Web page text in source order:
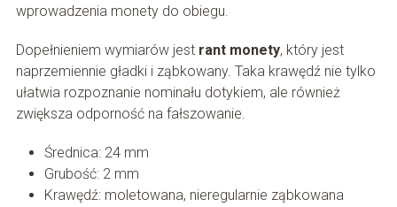
wprowadzenia monety do obiegu.
Dopełnieniem wymiarów jest rant monety, który jest
naprzemiennie gładki i ząbkowany. Taka krawędź nie tylko
ułatwia rozpoznanie nominału dotykiem, ale również
zwiększa odporność na fałszowanie.
Średnica: 24 mm
Grubość: 2 mm
Krawędź: moletowana, nieregularnie ząbkowana